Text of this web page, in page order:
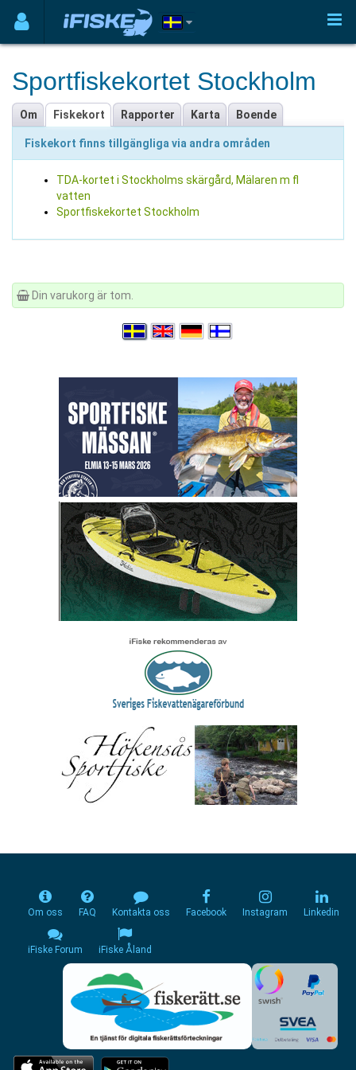
Sportfiskekortet Stockholm
Om Fiskekort Rapporter Karta Boende
Fiskekort finns tillgängliga via andra områden
TDA-kortet i Stockholms skärgård, Mälaren m fl
vatten
Sportfiskekortet Stockholm
Din varukorg är tom.
Om oss FAQ Kontakta oss Facebook Instagram Linkedin
iFiske Forum iFiske Åland